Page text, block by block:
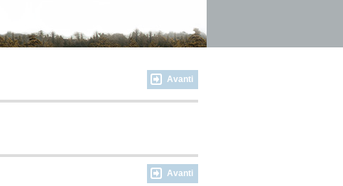
Avanti
Avanti